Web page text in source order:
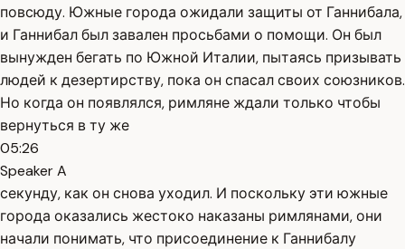
повсюду. Южные города ожидали защиты от Ганнибала,
и Ганнибал был завален просьбами о помощи. Он был
вынужден бегать по Южной Италии, пытаясь призывать
людей к дезертирству, пока он спасал своих союзников.
Но когда он появлялся, римляне ждали только чтобы
вернуться в ту же
05:26
Speaker A
секунду, как он снова уходил. И поскольку эти южные
города оказались жестоко наказаны римлянами, они
начали понимать, что присоединение к Ганнибалу